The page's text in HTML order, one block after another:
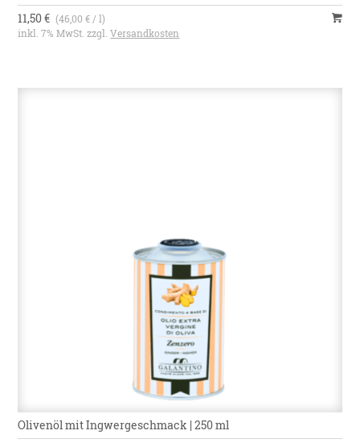
11,50 € (46,00 € / l)
inkl. 7% MwSt. zzgl.Versandkosten
Olivenöl mit Ingwergeschmack | 250 ml